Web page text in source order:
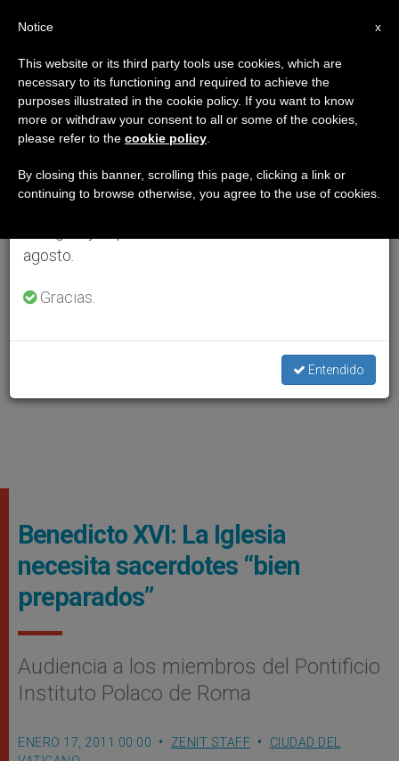
Benedicto XVI: La Iglesia
necesita sacerdotes “bien
preparados”
Audiencia a los miembros del Pontificio
Instituto Polaco de Roma
ENERO 17, 2011 00:00 ZENIT STAFF
CIUDAD DEL
×
Aviso importante
Del 27 de julio al 7 de agosto haremos la pausa
anual, aprovechando que en el periodo de verano
se generan menos informaciones y también el
agosto.
Gracias.
Entendido
x
Notice
This website or its third party tools use cookies, which are
necessary to its functioning and required to achieve the
purposes illustrated in the cookie policy. If you want to know
more or withdraw your consent to all or some of the cookies,
please refer to the cookie policy
By closing this banner, scrolling this page, clicking a link or
continuing to browse otherwise, you agree to the use of cookies.